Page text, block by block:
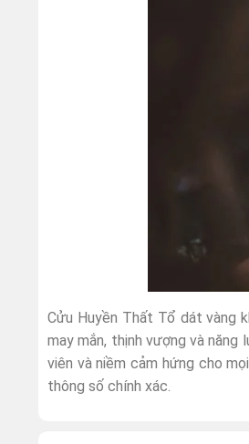
Cửu Huyền Thất Tổ dát vàng
may mắn, thịnh vượng và
viên và niềm cảm hứng cho
thông số chính xác.